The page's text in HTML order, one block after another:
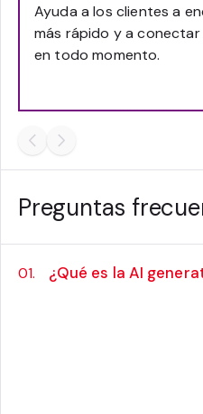
Ayuda a los clientes a
más rápido y a
en todo momento.
Preguntas
01. ¿Qué es la AI